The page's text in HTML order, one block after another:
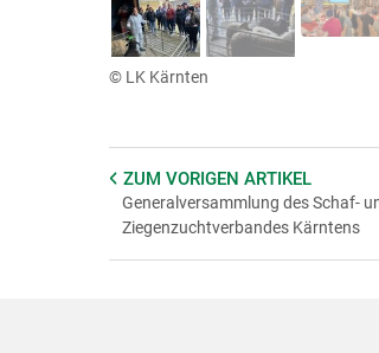
© LK Kärnten
ZUM VORIGENARTIKEL
Generalversammlung des Schaf-
Ziegenzuchtverbandes Kärntens